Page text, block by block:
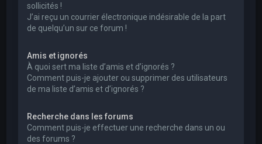
sollicités !
J’ai reçu un courrier électronique indésirable de la part
de quelqu’un sur ce forum !
Amis et ignorés
À quoi sert ma liste d’amis et d’ignorés ?
Comment puis-je ajouter ou supprimer des utilisateurs
de ma liste d’amis et d’ignorés ?
Recherche dans les forums
Comment puis-je effectuer une recherche dans un ou
des forums ?